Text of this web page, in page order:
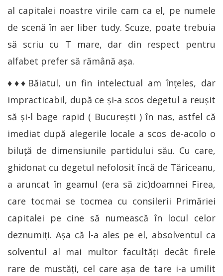
al capitalei noastre virile cam ca el, pe numele
de scenă în aer liber tudy. Scuze, poate trebuia
să scriu cu T mare, dar din respect pentru
alfabet prefer să rămână așa.
♦♦♦Băiatul, un fin intelectual am înțeles, dar
impracticabil, după ce și-a scos degetul a reușit
să și-l bage rapid ( București ) în nas, astfel că
imediat după alegerile locale a scos de-acolo o
biluță de dimensiunile partidului său. Cu care,
ghidonat cu degetul nefolosit încă de Tăriceanu,
a aruncat în geamul (era să zic)doamnei Firea,
care tocmai se tocmea cu consilerii Primăriei
capitalei pe cine să numească în locul celor
deznumiți. Așa că l-a ales pe el, absolventul ca
solventul al mai multor facultăți decât firele
rare de mustăți, cel care așa de tare i-a umilit